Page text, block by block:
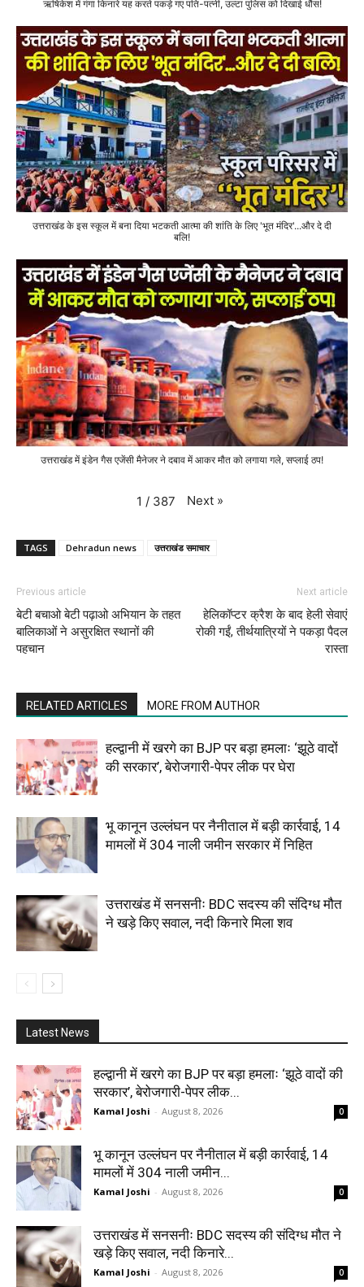
ऋषिकेश में गंगा किनारे यह करते पकड़े गए पति-पत्नी, उल्टा पुलिस को दिखाई धौंस!
उत्तराखंड के इस स्कूल में बना दिया भटकती आत्मा की शांति के लिए 'भूत मंदिर'...और दे दी
बलि!
उत्तराखंड में इंडेन गैस एजेंसी मैनेजर ने दबाव में आकर मौत को लगाया गले, सप्लाई ठप!
1 / 387 Next »
TAGS Dehradun news उत्तराखंड समाचार
Previous article
बेटी बचाओ बेटी पढ़ाओ अभियान के तहत
बालिकाओं ने असुरक्षित स्थानों की
पहचान
Next article
हेलिकॉप्टर क्रैश के बाद हेली सेवाएं
रोकी गईं, तीर्थयात्रियों ने पकड़ा पैदल
रास्ता
RELATED ARTICLES MORE FROM AUTHOR
हल्द्वानी में खरगे का BJP पर बड़ा हमलाः ‘झूठे वादों
की सरकार’, बेरोजगारी-पेपर लीक पर घेरा
भू कानून उल्लंघन पर नैनीताल में बड़ी कार्रवाई, 14
मामलों में 304 नाली जमीन सरकार में निहित
उत्तराखंड में सनसनीः BDC सदस्य की संदिग्ध मौत
ने खड़े किए सवाल, नदी किनारे मिला शव
Latest News
हल्द्वानी में खरगे का BJP पर बड़ा हमलाः ‘झूठे वादों की
सरकार’, बेरोजगारी-पेपर लीक...
Kamal Joshi - August 8, 2026 0
भू कानून उल्लंघन पर नैनीताल में बड़ी कार्रवाई, 14
मामलों में 304 नाली जमीन...
Kamal Joshi - August 8, 2026 0
उत्तराखंड में सनसनीः BDC सदस्य की संदिग्ध मौत ने
खड़े किए सवाल, नदी किनारे...
Kamal Joshi - August 8, 2026 0